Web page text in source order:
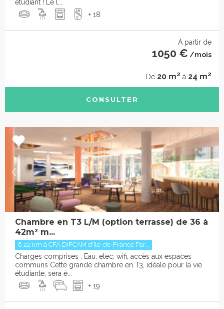
étudiant ! Le l...
+ 18
À partir de
1050 € /mois
De 20 m2 à 24 m2
CONSULTER
Chambre en T3 L/M (option terrasse) de 36 à
42m² m...
6.22 km à CFA DIFCAM d'Ile-de-France Par...
Charges comprises : Eau, elec, wifi, accès aux espaces
communs Cette grande chambre en T3, idéale pour la vie
étudiante, sera é...
+ 19